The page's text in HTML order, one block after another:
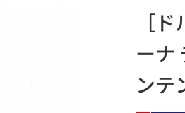
［
ーナ
ンテ